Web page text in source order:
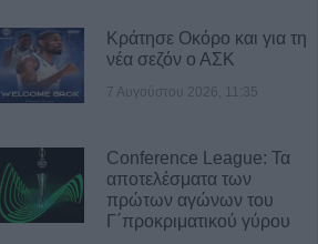
Κράτησε Οκόρο και για τη
νέα σεζόν ο ΑΣΚ
7 Αυγούστου 2026, 11:35
Conference League: Τα
αποτελέσματα των
πρώτων αγώνων του
Γ΄προκριματικού γύρου